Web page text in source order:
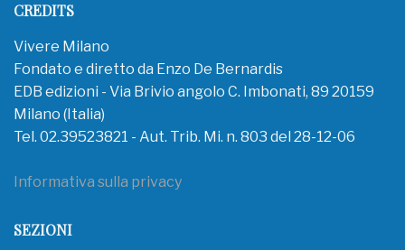
CREDITS
Vivere Milano
Fondato e diretto da Enzo De Bernardis
EDB edizioni - Via Brivio angolo C. Imbonati, 89 20159
Milano (Italia)
Tel. 02.39523821 - Aut. Trib. Mi. n. 803 del 28-12-06
Informativa sulla privacy
SEZIONI